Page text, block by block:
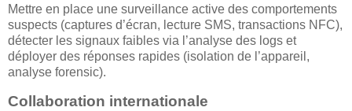
Mettre en place une surveillance active des comportements
suspects (captures d’écran, lecture SMS, transactions NFC),
détecter les signaux faibles via l’analyse des logs et
déployer des réponses rapides (isolation de l’appareil,
analyse forensic).
Collaboration internationale